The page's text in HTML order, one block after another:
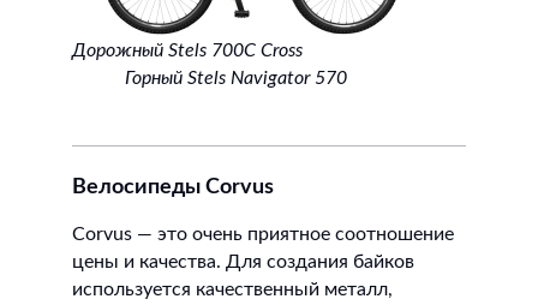
Дорожный Stels 700C Cross
Горный Stels Navigator 570
Велосипеды Corvus
Corvus — это очень приятное соотношение
цены и качества. Для создания байков
используется качественный металл,